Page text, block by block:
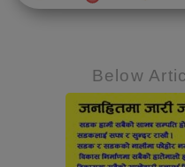
Below